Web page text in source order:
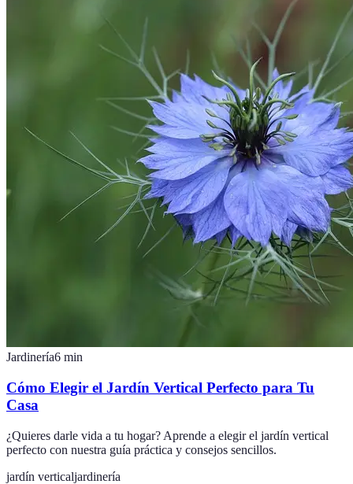
Jardinería6 min
Cómo Elegir el Jardín Vertical Perfecto para Tu
Casa
¿Quieres darle vida a tu hogar? Aprende a elegir el jardín vertical
perfecto con nuestra guía práctica y consejos sencillos.
jardín verticaljardinería